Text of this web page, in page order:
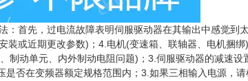
：首先，过电流故障表明伺服驱动器在其输出中感觉到
装或近期更改参数)；4.电机(变速箱、联轴器、电机捆绑
制动单元、内外制动电阻问题)；3.伺服驱动器的减速设
是否在变频器额定规格范围内；3.如果三相输入电源，